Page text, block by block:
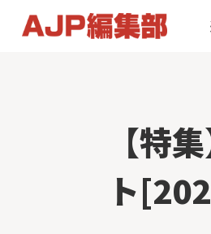
【特
ト